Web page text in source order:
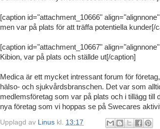
[caption id="attachment_10666"
men var på plats för att träffa potentiella kunder[/
[caption id="attachment_10667"
Kibion, var på plats och ställde ut[/caption]
Medica är ett mycket intressant forum för
hälso- och sjukvårdsbranschen. Det var som
medlemsföretag som var på plats och i tillägg till
nya företag som vi hoppas se på Swecares
Upplagd av Linus kl. 13:17